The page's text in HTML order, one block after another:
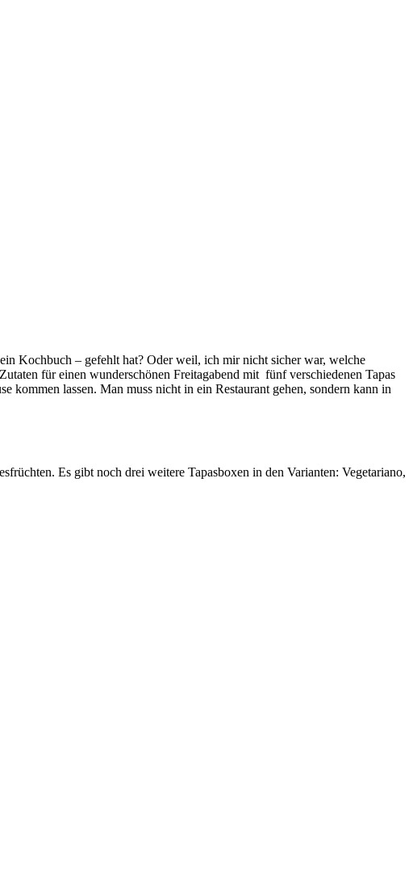
Kochbuch – gefehlt hat? Oder weil, ich mir nicht sicher war, welche
für einen wunderschönen Freitagabend mit fünf verschiedenen Tapas
lassen. Man muss nicht in ein Restaurant gehen, sondern kann in
Es gibt noch drei weitere Tapasboxen in den Varianten: Vegetariano,